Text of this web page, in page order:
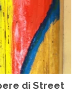
di Street